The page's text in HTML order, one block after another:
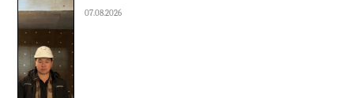
07.08.2026